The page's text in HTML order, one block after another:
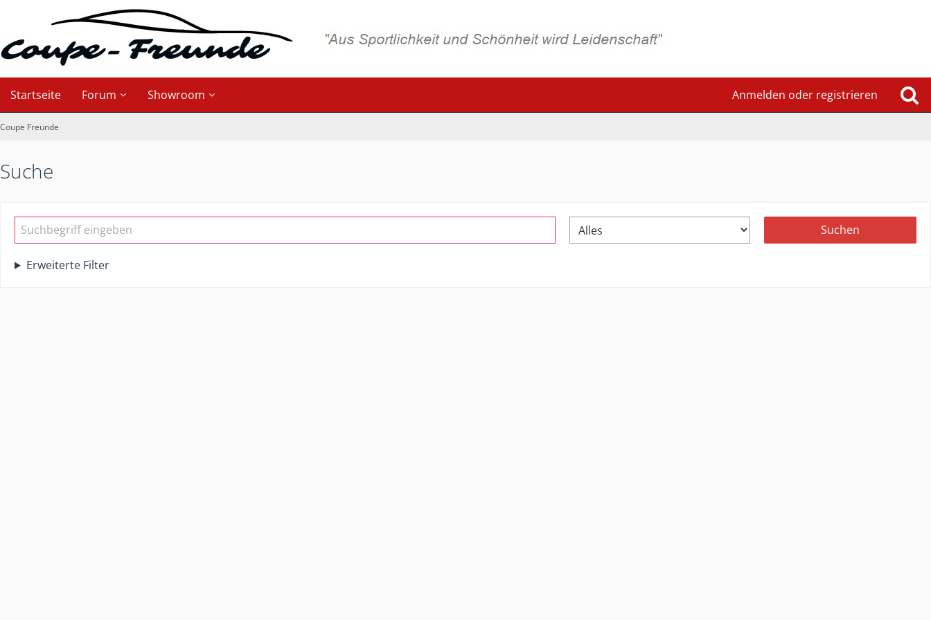
Startseite Forum Showroom Anmelden oder registrieren
Coupe Freunde
Suche
Suchen
Erweiterte Filter